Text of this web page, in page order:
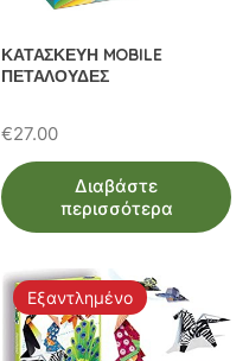
ΚΑΤΑΣΚΕΥΗ MOBILE
ΠΕΤΑΛΟΥΔΕΣ
€27.00
Διαβάστε
περισσότερα
Εξαντλημένο